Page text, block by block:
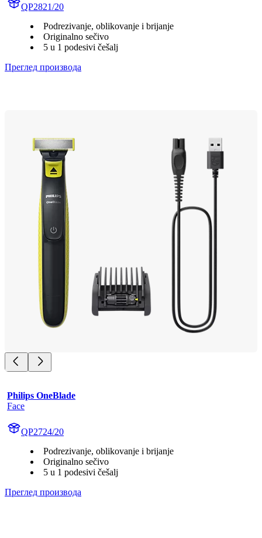
QP2821/20
Podrezivanje, oblikovanje i brijanje
Originalno sečivo
5 u 1 podesivi češalj
Преглед производа
Philips OneBlade
Face
QP2724/20
Podrezivanje, oblikovanje i brijanje
Originalno sečivo
5 u 1 podesivi češalj
Преглед производа